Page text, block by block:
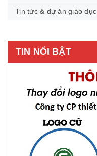
Tin tức & dự án giáo dục
TIN NỔI BẬT